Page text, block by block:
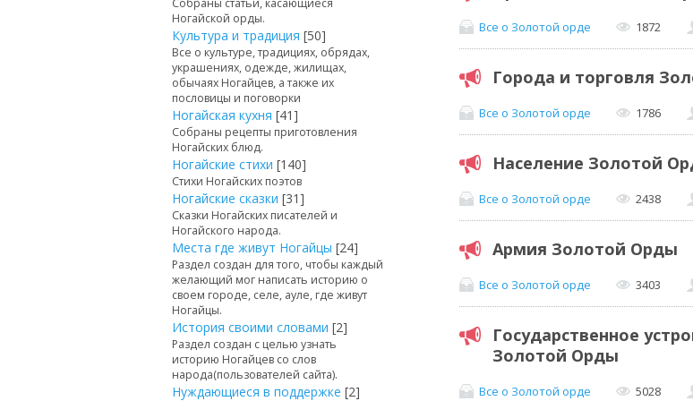
Все о Золотой орде 1872
Города и торговля
Все о Золотой орде 1786
Население Золотой
Все о Золотой орде 2438
Армия Золотой Орды
Все о Золотой орде 3403
Государственное
Золотой Орды
Все о Золотой орде 5028
Собраны статьи, касающиеся
Ногайской орды.
Культура и традиция [50]
Все о культуре, традициях, обрядах,
украшениях, одежде, жилищах,
обычаях Ногайцев, а также их
пословицы и поговорки
Ногайская кухня [41]
Собраны рецепты приготовления
Ногайских блюд.
Ногайские стихи [140]
Стихи Ногайских поэтов
Ногайские сказки [31]
Сказки Ногайских писателей и
Ногайского народа.
Места где живут Ногайцы [24]
Раздел создан для того, чтобы каждый
желающий мог написать историю о
своем городе, селе, ауле, где живут
Ногайцы.
История своими словами [2]
Раздел создан с целью узнать
историю Ногайцев со слов
народа(пользователей сайта).
Нуждающиеся в поддержке [2]